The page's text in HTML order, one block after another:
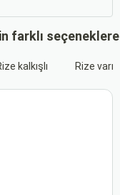
farklı
kalkışlı Rize